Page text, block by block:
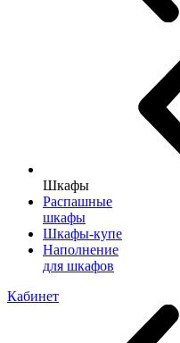
Шкафы
Распашные
шкафы
Шкафы-купе
Наполнение
для шкафов
Кабинет